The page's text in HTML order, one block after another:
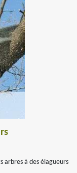
arbres à des élagueurs